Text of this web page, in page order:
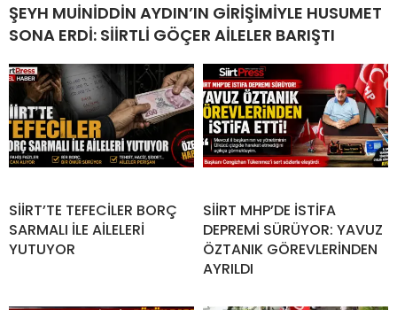
ŞEYH MUİNİDDİN AYDIN’IN GİRİŞİMİYLE HUSUMET
SONA ERDİ: SİİRTLİ GÖÇER AİLELER BARIŞTI
SİİRT’TE TEFECİLER BORÇ
SARMALI İLE AİLELERİ
YUTUYOR
SİİRT MHP’DE İSTİFA
DEPREMİ SÜRÜYOR: YAVUZ
ÖZTANIK GÖREVLERİNDEN
AYRILDI